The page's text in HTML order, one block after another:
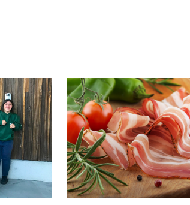
Lire message